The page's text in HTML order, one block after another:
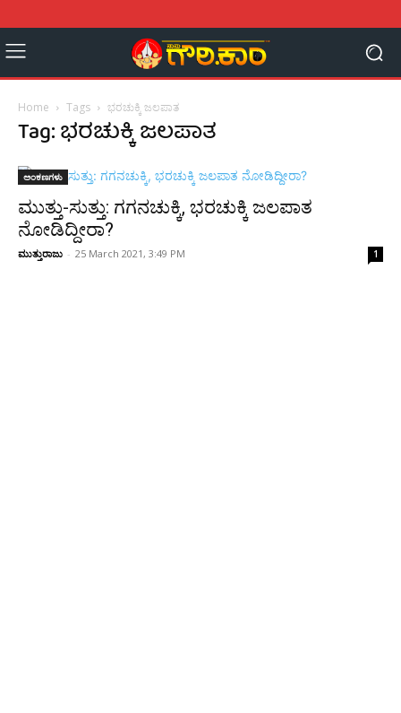
Home Tags ಭರಚುಕ್ಕಿ ಜಲಪಾತ
Tag: ಭರಚುಕ್ಕಿ ಜಲಪಾತ
ಅಂಕಣಗಳು
ಮುತ್ತು-ಸುತ್ತು: ಗಗನಚುಕ್ಕಿ, ಭರಚುಕ್ಕಿ ಜಲಪಾತ
ನೋಡಿದ್ದೀರಾ?
ಮುತ್ತುರಾಜು - 25 March 2021, 3:49 PM 1